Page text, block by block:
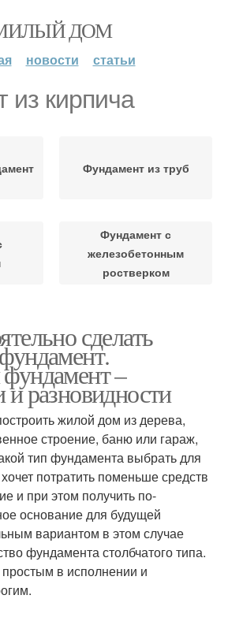
ДОМ
новости статьи
из кирпича
Фундамент из труб
Фундамент с
железобетонным
ростверком
сделать
–
и разновидности
жилой дом из дерева,
строение, баню или гараж,
тип фундамента выбрать для
потратить поменьше средств
и при этом получить по-
основание для будущей
вариантом в этом случае
фундамента столбчатого типа.
в исполнении и